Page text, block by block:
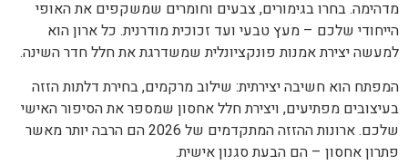
מדהימה. בחרו בגימורים, צבעים וחומרים שמשקפים את האופי
הייחודי שלכם – מעץ טבעי ועד זכוכית מודרנית. כל ארון הוא
למעשה יצירת אמנות פונקציונלית שמשדרגת את חלל חדר השינה.
המפתח הוא חשיבה יצירתית: שילוב מרקמים, בחירת דלתות הזזה
בעיצובים מפתיעים, ויצירת חלל אחסון שמספר את הסיפור האישי
שלכם. ארונות ההזזה המתקדמים של 2026 הם הרבה יותר מאשר
פתרון אחסון – הם הבעת סגנון אישית.